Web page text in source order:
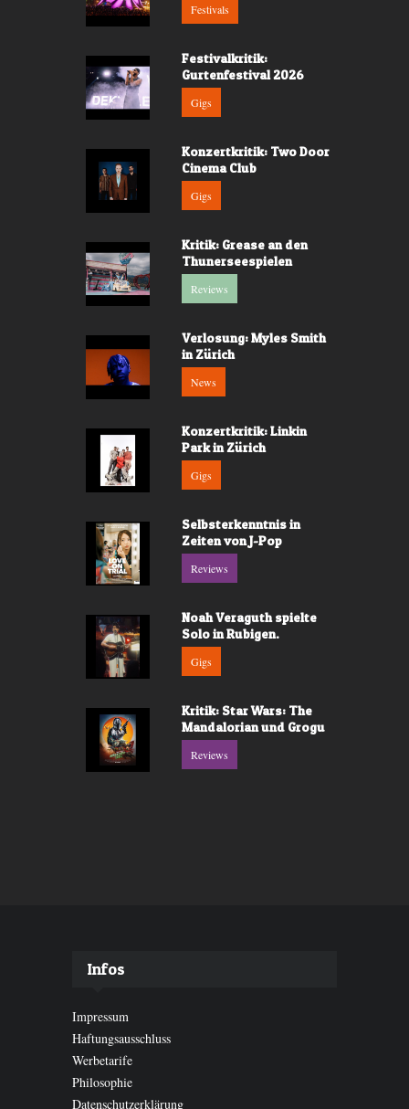
Festivals
Festivalkritik:
Gurtenfestival 2026
Gigs
Konzertkritik: Two Door
Cinema Club
Gigs
Kritik: Grease an den
Thunerseespielen
Reviews
Verlosung: Myles Smith
in Zürich
News
Konzertkritik: Linkin
Park in Zürich
Gigs
Selbsterkenntnis in
Zeiten von J-Pop
Reviews
Noah Veraguth spielte
Solo in Rubigen.
Gigs
Kritik: Star Wars: The
Mandalorian und Grogu
Reviews
Infos
Impressum
Haftungsausschluss
Werbetarife
Philosophie
Datenschutzerklärung